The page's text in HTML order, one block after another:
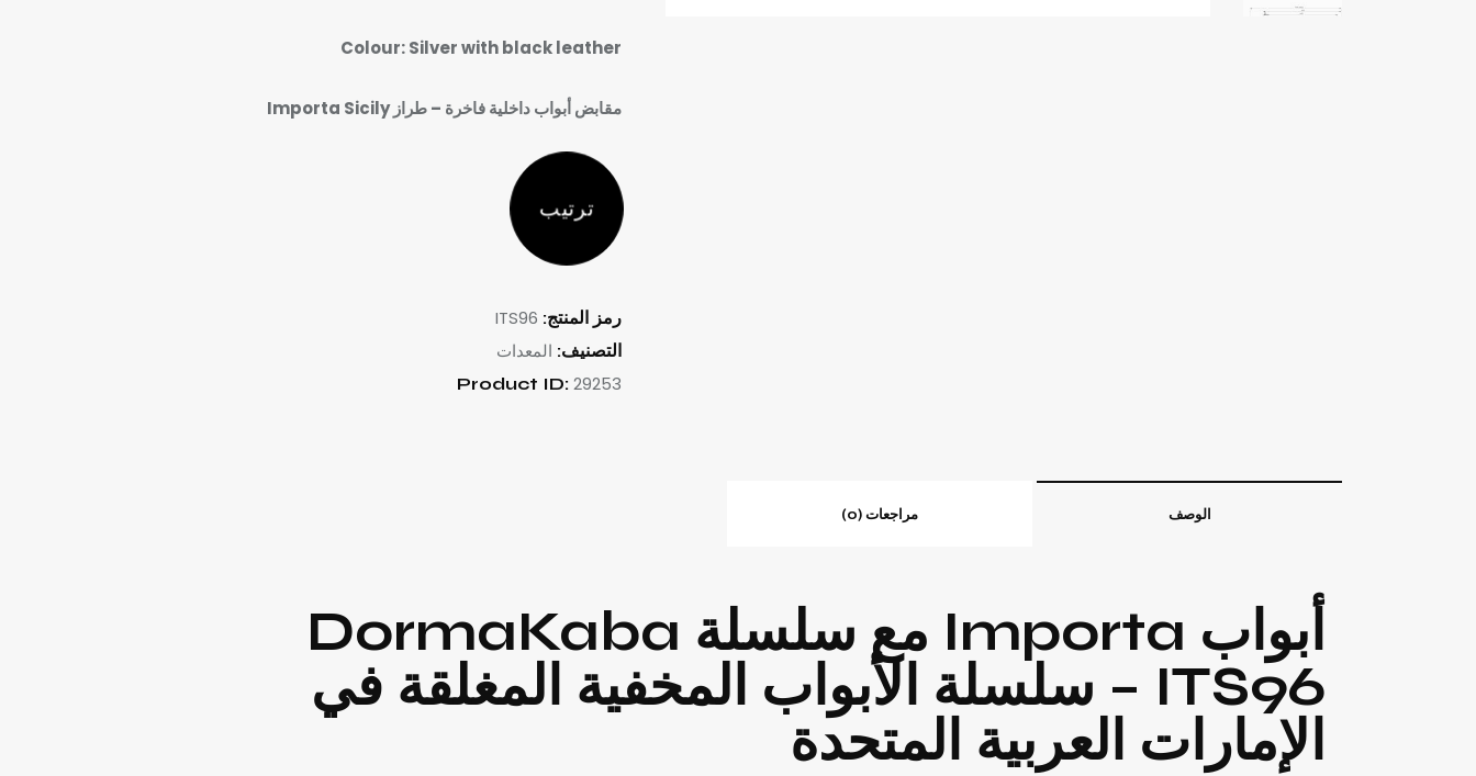
Colour: Silver with black leather
مقابض أبواب داخلية فاخرة – طراز Importa Sicily
ترتيب
رمز المنتج: ITS96
التصنيف: المعدات
Product ID: 29253
الوصف مراجعات (0)
أبواب Importa مع سلسلة DormaKaba
ITS96 – سلسلة الأبواب المخفية المغلقة في
الإمارات العربية المتحدة